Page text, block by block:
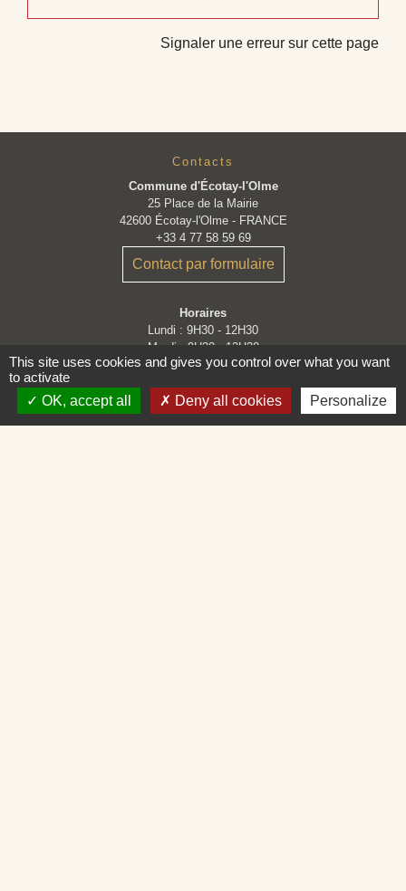
Signaler une erreur sur cette page
Contacts
Commune d'Écotay-l'Olme
25 Place de la Mairie
42600 Écotay-l'Olme - FRANCE
+33 4 77 58 59 69
Contact par formulaire
Horaires
Lundi : 9H30 - 12H30
Mardi : 9H30 - 12H30
Mercredi : Fermé
Vendredi : 9H30 - 12H30 et 14H - 16H30
This site uses cookies and gives you control over what you want
to activate
OK, accept all
Deny all cookies Personalize